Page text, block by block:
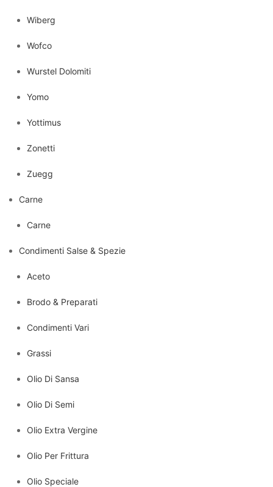
Wiberg
Wofco
Wurstel Dolomiti
Yomo
Yottimus
Zonetti
Zuegg
Carne
Carne
Condimenti Salse & Spezie
Aceto
Brodo & Preparati
Condimenti Vari
Grassi
Olio Di Sansa
Olio Di Semi
Olio Extra Vergine
Olio Per Frittura
Olio Speciale